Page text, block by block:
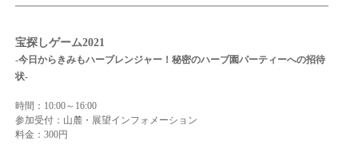
宝探しゲーム2021
-今日からきみもハーブレンジャー！秘密のハーブ園パーティーへの招待
状-
時間：10:00～16:00
参加受付：山麓・展望インフォメーション
料金：300円